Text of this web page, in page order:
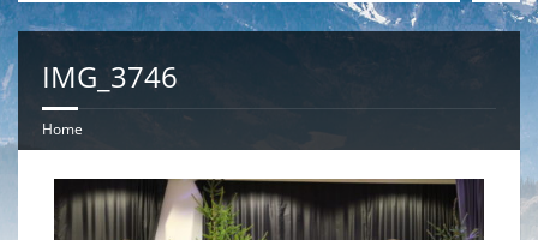
IMG_3746
Home